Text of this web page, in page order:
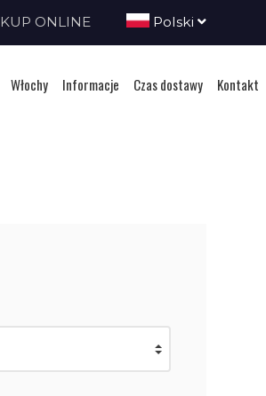
KUP ONLINE Polski
Włochy Informacje Czas dostawy Kontakt